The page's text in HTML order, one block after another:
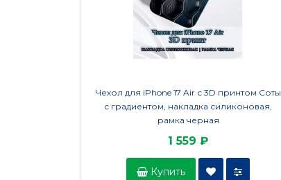
Чехол для iPhone 17 Air с 3D принтом Соты
с градиентом, накладка силиконовая,
рамка черная
1 559 ₽
Купить